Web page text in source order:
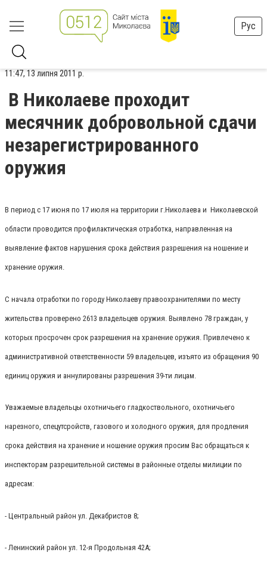
Рус
11:47, 13 липня 2011 р.
В Николаеве проходит
месячник добровольной сдачи
незарегистрированного
оружия
В период с 17 июня по 17 июля на территории г.Николаева и Николаевской
области проводится профилактическая отработка, направленная на
выявление фактов нарушения срока действия разрешения на ношение и
хранение оружия.
С начала отработки по городу Николаеву правоохранителями по месту
жительства проверено 2613 владельцев оружия. Выявлено 78 граждан, у
которых просрочен срок разрешения на хранение оружия. Привлечено к
административной ответственности 59 владельцев, изъято из обращения 90
единиц оружия и аннулированы разрешения 39-ти лицам.
Уважаемые владельцы охотничьего гладкоствольного, охотничьего
нарезного, спецутсройств, газового и холодного оружия, для продления
срока действия на хранение и ношение оружия просим Вас обращаться к
инспекторам разрешительной системы в районные отделы милиции по
адресам:
- Центральный район ул. Декабристов 8;
- Ленинский район ул. 12-я Продольная 42А;